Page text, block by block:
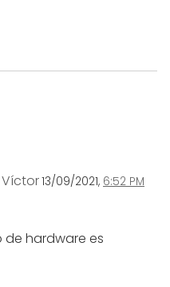
Víctor13/09/2021, 6:52 PM
hardware es